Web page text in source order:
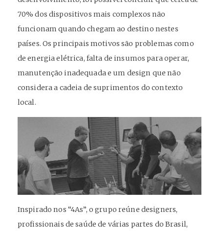
70% dos dispositivos mais complexos não
funcionam quando chegam ao destino nestes
países. Os principais motivos são problemas como
de energia elétrica, falta de insumos para operar,
manutenção inadequada e um design que não
considera a cadeia de suprimentos do contexto
local.
Inspirado nos “4As”, o grupo reúne designers,
profissionais de saúde de várias partes do Brasil,